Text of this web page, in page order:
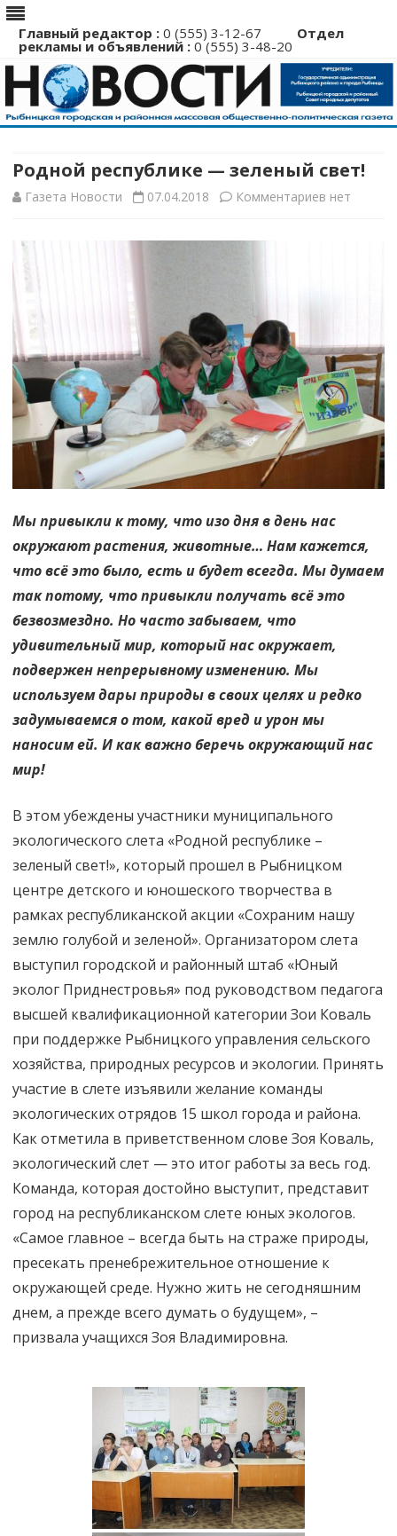
Главный редактор : 0 (555) 3-12-67 Отдел
рекламы и объявлений : 0 (555) 3-48-20
Перейти
Родной республике — зеленый свет!
Газета Новости 07.04.2018 Комментариев к
зеленый
свет!
нет
Мы привыкли к тому, что изо дня в день нас
окружают растения, животные… Нам кажется,
что всё это было, есть и будет всегда. Мы думаем
так потому, что привыкли получать всё это
безвозмездно. Но часто забываем, что
удивительный мир, который нас окружает,
подвержен непрерывному изменению. Мы
используем дары природы в своих целях и редко
задумываемся о том, какой вред и урон мы
наносим ей. И как важно беречь окружающий нас
мир!
В этом убеждены участники муниципального
экологического слета «Родной республике –
зеленый свет!», который прошел в Рыбницком
центре детского и юношеского творчества в
рамках республиканской акции «Сохраним нашу
землю голубой и зеленой». Организатором слета
выступил городской и районный штаб «Юный
эколог Приднестровья» под руководством педагога
высшей квалификационной категории Зои Коваль
при поддержке Рыбницкого управления сельского
хозяйства, природных ресурсов и экологии. Принять
участие в слете изъявили желание команды
экологических отрядов 15 школ города и района.
Как отметила в приветственном слове Зоя Коваль,
экологический слет — это итог работы за весь год.
Команда, которая достойно выступит, представит
город на республиканском слете юных экологов.
«Самое главное – всегда быть на страже природы,
пресекать пренебрежительное отношение к
окружающей среде. Нужно жить не сегодняшним
днем, а прежде всего думать о будущем», –
призвала учащихся Зоя Владимировна.